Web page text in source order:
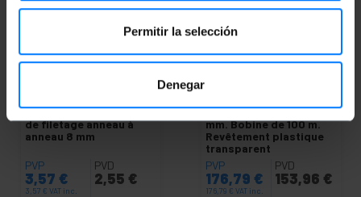
Permitir la selección
Denegar
câble en acier. Modèle
de filetage anneau à
anneau 8 mm
PVP
3,57 €
3,57 € VAT inc.
PVD
2,55 €
inoxydable 7x19 de 6,0
mm. Bobine de 100 m.
Revêtement plastique
transparent
PVP
176,79 €
176,79 € VAT inc.
PVD
153,96 €